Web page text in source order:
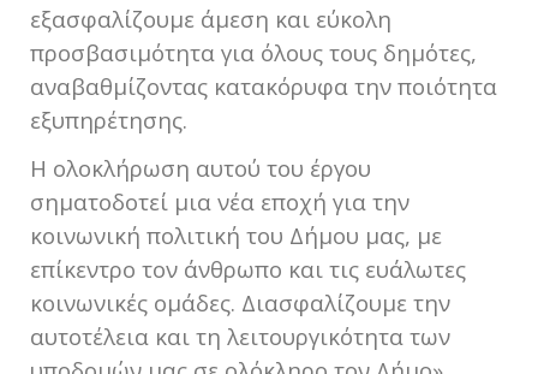
εξασφαλίζουμε άμεση και εύκολη
προσβασιμότητα για όλους τους δημότες,
αναβαθμίζοντας κατακόρυφα την ποιότητα
εξυπηρέτησης.
Η ολοκλήρωση αυτού του έργου
σηματοδοτεί μια νέα εποχή για την
κοινωνική πολιτική του Δήμου μας, με
επίκεντρο τον άνθρωπο και τις ευάλωτες
κοινωνικές ομάδες. Διασφαλίζουμε την
αυτοτέλεια και τη λειτουργικότητα των